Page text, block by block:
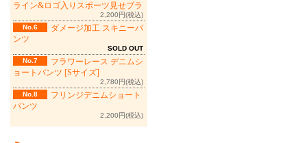
ライン&ロゴ入りスポーツ見せブラ
2,200円(税込)
No.6
ダメージ加工 スキニーパ
ンツ
SOLD OUT
No.7
フラワーレース デニムシ
ョートパンツ [Sサイズ]
2,780円(税込)
No.8
フリンジデニムショート
パンツ
2,200円(税込)